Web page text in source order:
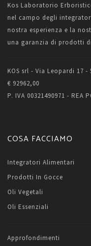
Kos Laboratorio
nel campo degli
nostra esperienza e la
una garanzia di prodotti
KOS srl - Via Leopardi 17
€ 92962,00
P. IVA 00321490971 - REA
COSA FACCIAMO
Integratori Alimentari
Prodotti In Gocce
Oli Vegetali
Oli Essenziali
Approfondimenti